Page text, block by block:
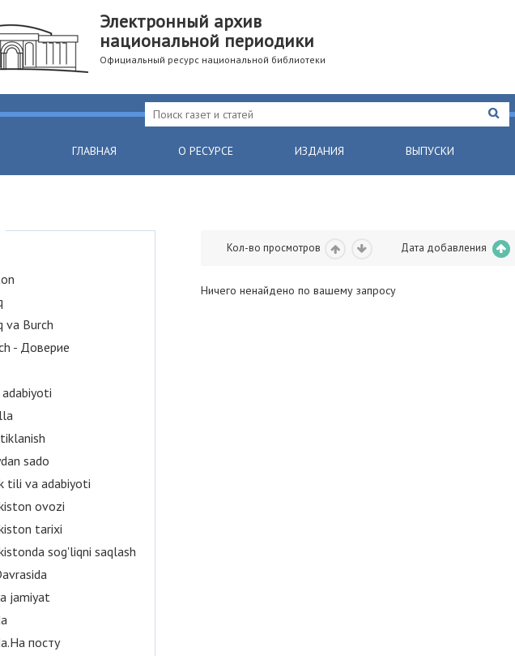
Электронный архив
национальной периодики
Официальный ресурс национальной библиотеки
ГЛАВНАЯ О РЕСУРСЕ ИЗДАНИЯ ВЫПУСКИ
Кол-во просмотров Дата добавления
Ничего ненайдено по вашему запросу
va Burch
- Доверие
adabiyoti
sado
tili va adabiyoti
ovozi
tarixi
sog'liqni saqlash
jamiyat
посту